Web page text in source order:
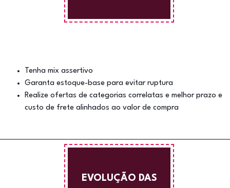
Tenha mix assertivo
Garanta estoque-base para evitar ruptura
Realize ofertas de categorias correlatas e melhor prazo e
custo de frete alinhados ao valor de compra
EVOLUÇÃO DAS